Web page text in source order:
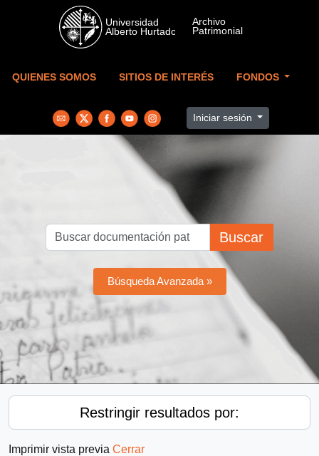
Skip to main content
QUIENES SOMOS SITIOS DE INTERÉS FONDOS
Iniciar sesión
Buscar
Búsqueda Avanzada »
Restringir resultados por:
Imprimir vista previa Cerrar